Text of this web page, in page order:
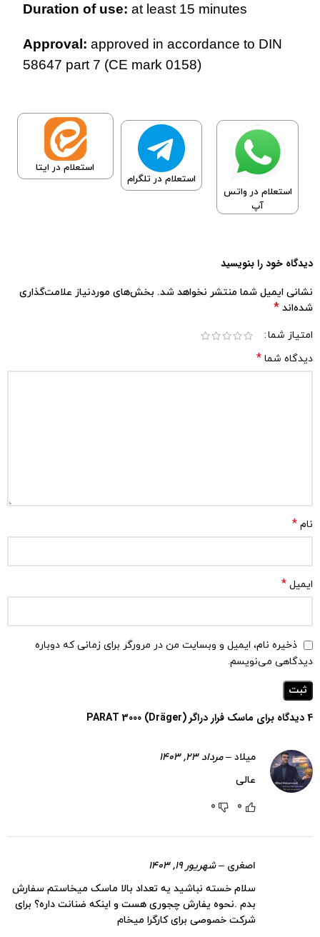
Duration of use: at least 15 minutes
Approval: approved in accordance to DIN
58647 part 7 (CE mark 0158)
استعلام در واتس
آپ
استعلام در تلگرام
استعلام در ایتا
4 دیدگاه برای ماسک فرار دراگر (Dräger) PARAT 3000
میلاد – مرداد ۲۳, ۱۴۰۳
عالی
0
0
اصغری – شهریور ۱۹, ۱۴۰۳
سلام خسته نباشید یه تعداد بالا ماسک میخاستم سفارش
بدم .نحوه یفارش چجوری هست و اینکه ضنانت داره؟ برای
شرکت خصوصی برای کارگرا میخام
دیدگاه خود را بنویسید
نشانی ایمیل شما منتشر نخواهد شد. بخش‌های موردنیاز علامت‌گذاری
شده‌اند *
امتیاز شما
دیدگاه شما *
نام *
ایمیل *
ذخیره نام، ایمیل و وبسایت من در مرورگر برای زمانی که دوباره
دیدگاهی می‌نویسم.